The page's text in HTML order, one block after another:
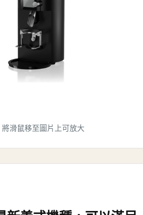
將滑鼠移至圖片上可放大